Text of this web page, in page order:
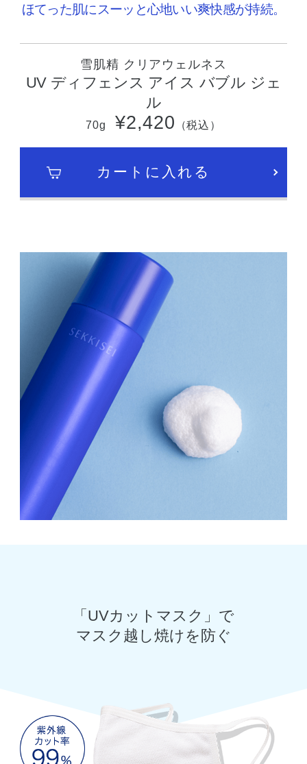
ほてった肌にスーッと心地いい爽快感が持続。
雪肌精 クリアウェルネス
UV ディフェンス アイス バブル ジェ
ル
70g ¥2,420 （税込）
カートに入れる
「UVカットマスク」で
マスク越し焼けを防ぐ